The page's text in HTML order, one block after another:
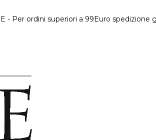
- Per ordini superiori a 99Euro spedizione